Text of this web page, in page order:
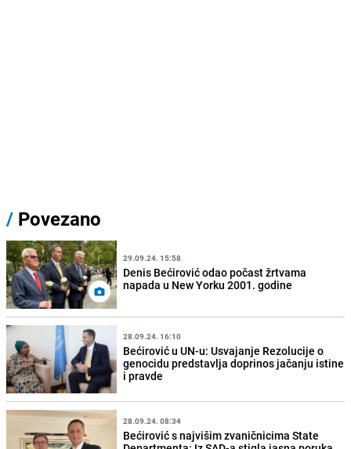
/ Povezano
29.09.24. 15:58
Denis Bećirović odao počast žrtvama
napada u New Yorku 2001. godine
28.09.24. 16:10
Bećirović u UN-u: Usvajanje Rezolucije o
genocidu predstavlja doprinos jačanju istine
i pravde
28.09.24. 08:34
Bećirović s najvišim zvaničnicima State